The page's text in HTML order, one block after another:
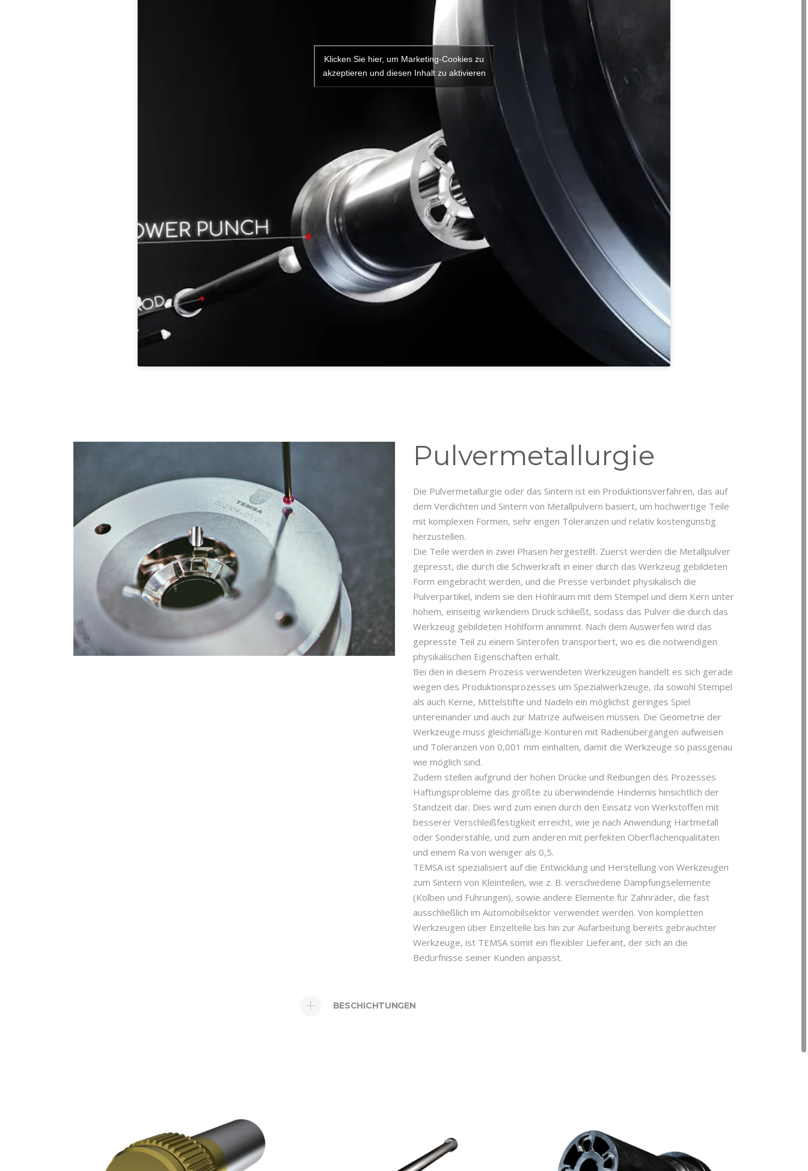
Klicken Sie hier, um Marketing-Cookies zu
akzeptieren und diesen Inhalt zu aktivieren
Pulvermetallurgie
Die Pulvermetallurgie oder das Sintern ist ein Produktionsverfahren, das auf
dem Verdichten und Sintern von Metallpulvern basiert, um hochwertige Teile
mit komplexen Formen, sehr engen Toleranzen und relativ kostengünstig
herzustellen.
Die Teile werden in zwei Phasen hergestellt. Zuerst werden die Metallpulver
gepresst, die durch die Schwerkraft in einer durch das Werkzeug gebildeten
Form eingebracht werden, und die Presse verbindet physikalisch die
Pulverpartikel, indem sie den Hohlraum mit dem Stempel und dem Kern unter
hohem, einseitig wirkendem Druck schließt, sodass das Pulver die durch das
Werkzeug gebildeten Hohlform annimmt. Nach dem Auswerfen wird das
gepresste Teil zu einem Sinterofen transportiert, wo es die notwendigen
physikalischen Eigenschaften erhält.
Bei den in diesem Prozess verwendeten Werkzeugen handelt es sich gerade
wegen des Produktionsprozesses um Spezialwerkzeuge, da sowohl Stempel
als auch Kerne, Mittelstifte und Nadeln ein möglichst geringes Spiel
untereinander und auch zur Matrize aufweisen müssen. Die Geometrie der
Werkzeuge muss gleichmäßige Konturen mit Radienübergängen aufweisen
und Toleranzen von 0,001 mm einhalten, damit die Werkzeuge so passgenau
wie möglich sind.
Zudem stellen aufgrund der hohen Drücke und Reibungen des Prozesses
Haftungsprobleme das größte zu überwindende Hindernis hinsichtlich der
Standzeit dar. Dies wird zum einen durch den Einsatz von Werkstoffen mit
besserer Verschleißfestigkeit erreicht, wie je nach Anwendung Hartmetall
oder Sonderstähle, und zum anderen mit perfekten Oberflächenqualitäten
und einem Ra von weniger als 0,5.
TEMSA ist spezialisiert auf die Entwicklung und Herstellung von Werkzeugen
zum Sintern von Kleinteilen, wie z. B. verschiedene Dämpfungselemente
(Kolben und Führungen), sowie andere Elemente für Zahnräder, die fast
ausschließlich im Automobilsektor verwendet werden. Von kompletten
Werkzeugen über Einzelteile bis hin zur Aufarbeitung bereits gebrauchter
Werkzeuge, ist TEMSA somit ein flexibler Lieferant, der sich an die
Bedürfnisse seiner Kunden anpasst.
BESCHICHTUNGEN